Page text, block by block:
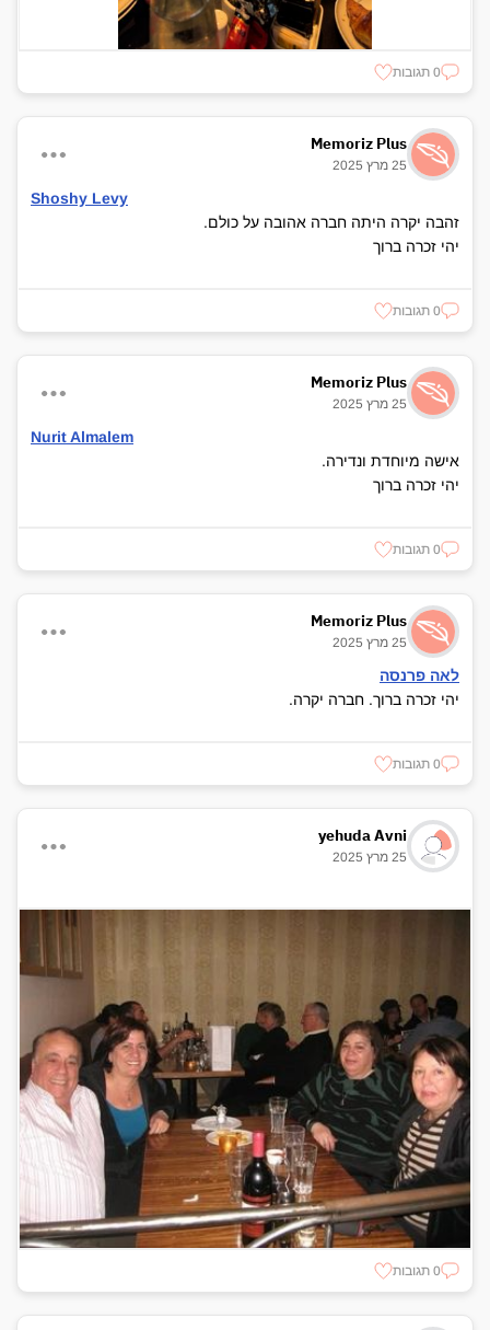
0 תגובות
Memoriz Plus
25 מרץ 2025
Shoshy Levy
זהבה יקרה היתה חברה אהובה על כולם.
יהי זכרה ברוך
0 תגובות
Memoriz Plus
25 מרץ 2025
Nurit Almalem
אישה מיוחדת ונדירה.
יהי זכרה ברוך
0 תגובות
Memoriz Plus
25 מרץ 2025
לאה פרנסה
יהי זכרה ברוך. חברה יקרה.
0 תגובות
yehuda Avni
25 מרץ 2025
0 תגובות